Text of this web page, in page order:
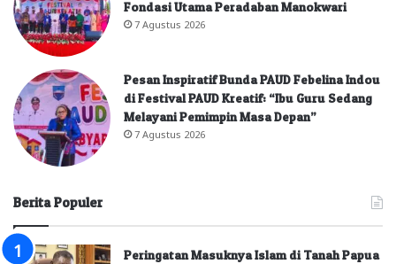
Fondasi Utama Peradaban Manokwari
7 Agustus 2026
Pesan Inspiratif Bunda PAUD Febelina Indou
di Festival PAUD Kreatif: “Ibu Guru Sedang
Melayani Pemimpin Masa Depan”
7 Agustus 2026
Berita Populer
Peringatan Masuknya Islam di Tanah Papua